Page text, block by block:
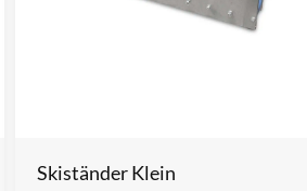
Skiständer Klein